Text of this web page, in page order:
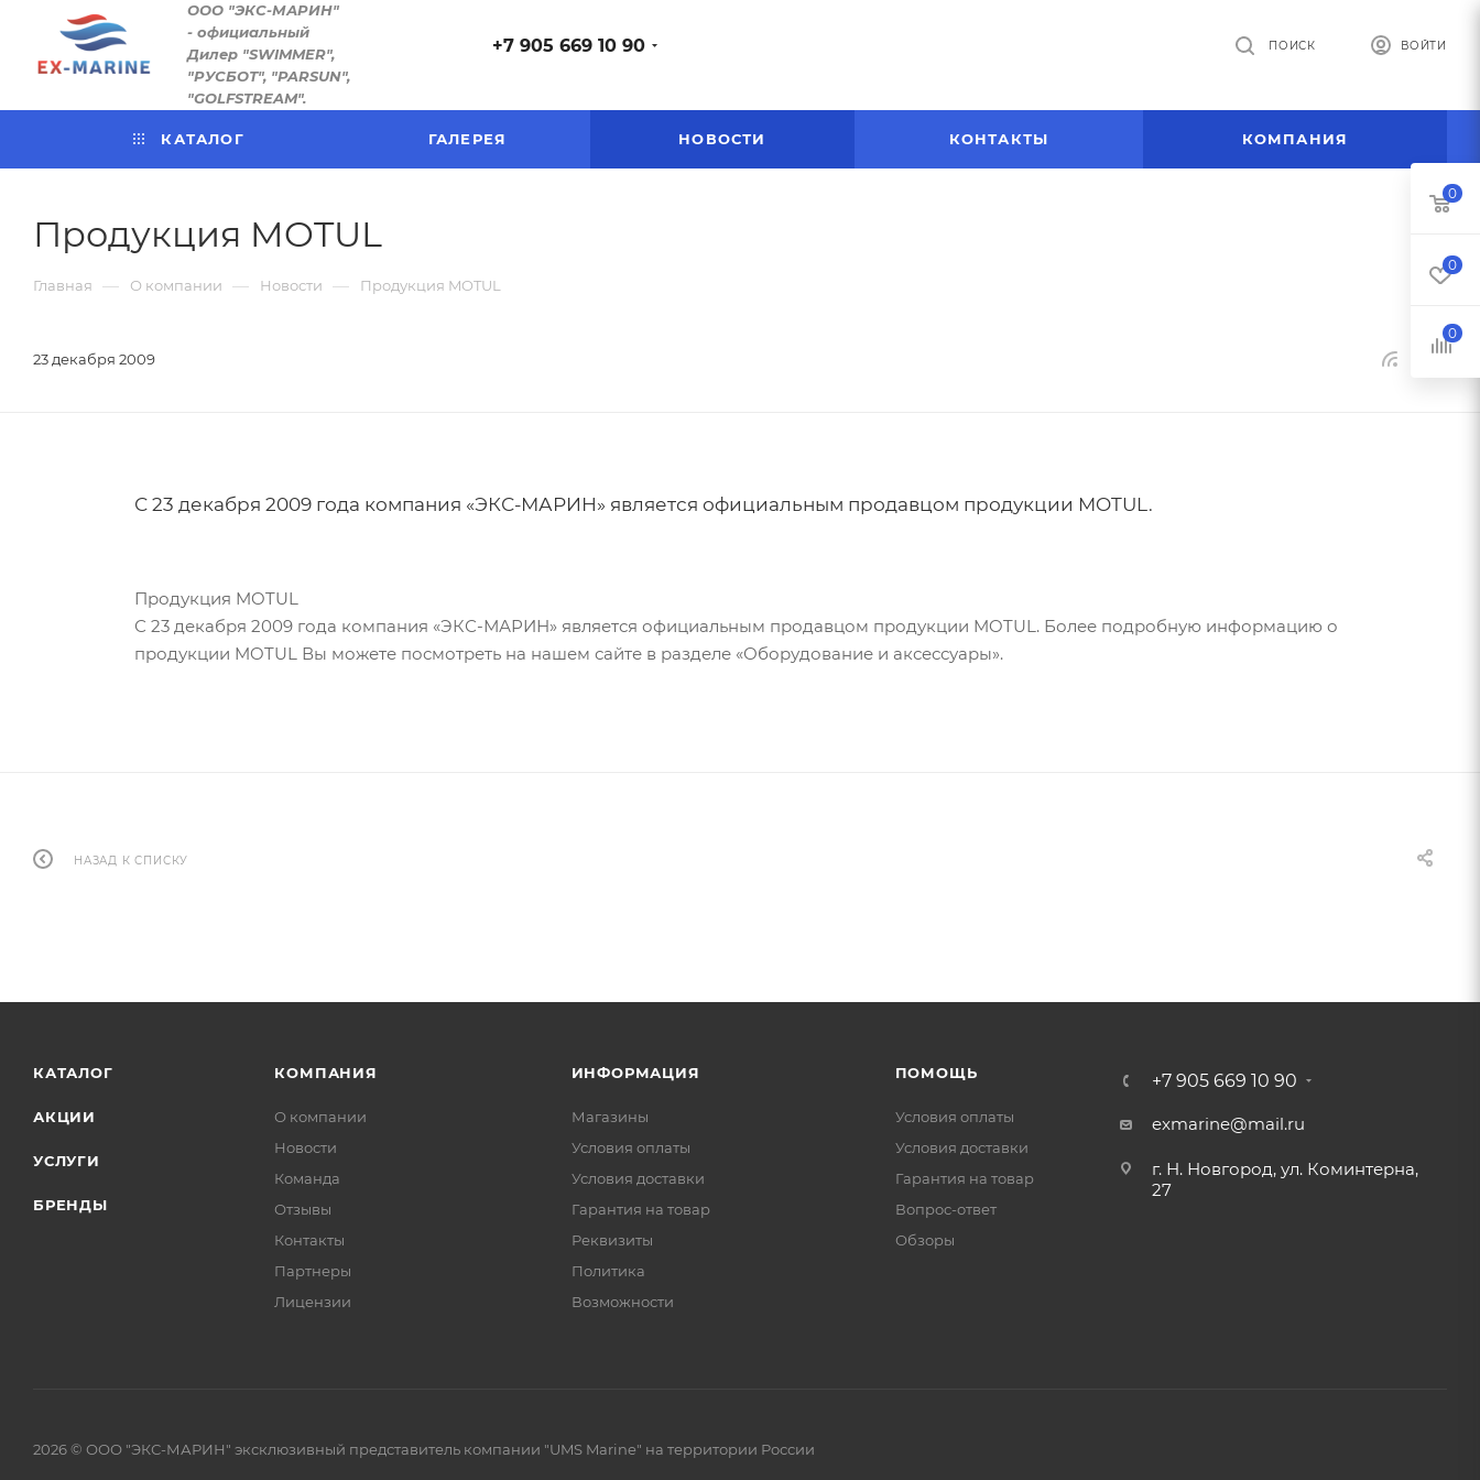
ООО "ЭКС-МАРИН"
- официальный
Дилер "SWIMMER",
"РУСБОТ", "PARSUN",
"GOLFSTREAM".
+7 905 669 10 90 ВОЙТИ
ПОИСК
КАТАЛОГ ГАЛЕРЕЯ НОВОСТИ КОНТАКТЫ КОМПАНИЯ
Продукция MOTUL
Главная — О компании — Новости — Продукция MOTUL
23 декабря 2009
С 23 декабря 2009 года компания «ЭКС-МАРИН» является официальным продавцом продукции MOTUL.
Продукция MOTUL
С 23 декабря 2009 года компания «ЭКС-МАРИН» является официальным продавцом продукции MOTUL. Более подробную информацию о
продукции MOTUL Вы можете посмотреть на нашем сайте в разделе «Оборудование и аксессуары».
НАЗАД К СПИСКУ
КАТАЛОГ
АКЦИИ
УСЛУГИ
БРЕНДЫ
КОМПАНИЯ
О компании
Новости
Команда
Отзывы
Контакты
Партнеры
Лицензии
ИНФОРМАЦИЯ
Магазины
Условия оплаты
Условия доставки
Гарантия на товар
Реквизиты
Политика
Возможности
ПОМОЩЬ
Условия оплаты
Условия доставки
Гарантия на товар
Вопрос-ответ
Обзоры
+7 905 669 10 90
exmarine@mail.ru
г. Н. Новгород, ул. Коминтерна,
27
2026 © ООО "ЭКС-МАРИН" эксклюзивный представитель компании "UMS Marine" на территории России
0
0
0